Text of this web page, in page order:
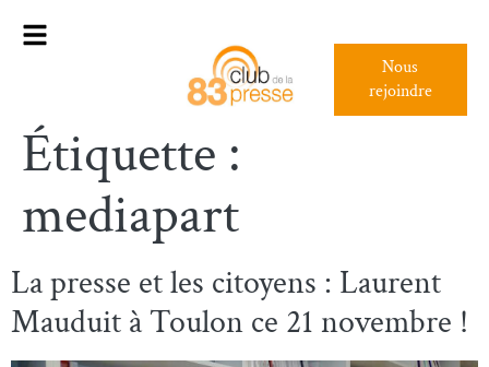
Nous
rejoindre
Étiquette :
mediapart
La presse et les citoyens : Laurent
Mauduit à Toulon ce 21 novembre !